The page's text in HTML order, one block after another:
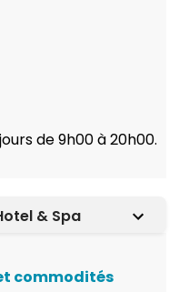
de 9h00 à 20h00.
& Spa
commodités